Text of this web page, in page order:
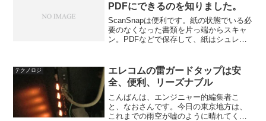
PDFにできるのを知りました。
ScanSnapは便利です。紙の状態でいる必
要のなくなった書類を片っ端からスキャ
ン。PDFなどで保存して、紙はシュレッ
成できるので便利なのですが、このオプ
ショ...
テクノロジ
エレコムの雷ガードタップは安
全、便利、リーズナブル
こんばんは、エンジニャー的編集者こ
と、なおさんです。今日の東京地方は、
これまでの雨空が嘘のように晴れてくれ